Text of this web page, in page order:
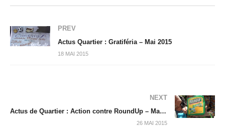
PREV
Actus Quartier : Gratiféria – Mai 2015
18 MAI 2015
NEXT
Actus de Quartier : Action contre RoundUp – Mai 2015
26 MAI 2015